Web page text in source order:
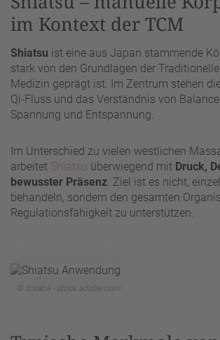
im Kontext der TCM
Shiatsu ist eine aus Japan stammende
stark von den Grundlagen der
Medizin geprägt ist. Im Zentrum stehen
Qi-Fluss und das Verständnis von
Spannung und Entspannung.
Im Unterschied zu vielen westlichen
arbeitet Shiatsu überwiegend mit Druck,
bewusster Präsenz . Ziel ist es nicht,
behandeln, sondern den gesamten
Regulationsfähigkeit zu unterstützen.
© tcsaba - stock.adobe.com